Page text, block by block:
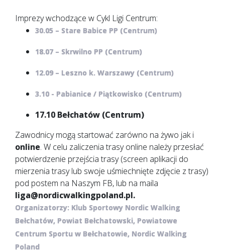
Imprezy wchodzące w Cykl Ligi Centrum:
30.05 – Stare Babice PP (Centrum)
18.07 – Skrwilno PP (Centrum)
12.09 – Leszno k. Warszawy (Centrum)
3.10 - Pabianice / Piątkowisko (Centrum)
17.10 Bełchatów (Centrum)
Zawodnicy mogą startować zarówno na żywo jak i
online. W celu zaliczenia trasy online należy przesłać
potwierdzenie przejścia trasy (screen aplikacji do
mierzenia trasy lub swoje uśmiechnięte zdjęcie z trasy)
pod postem na Naszym FB, lub na maila
liga@nordicwalkingpoland.pl.
Organizatorzy: Klub Sportowy Nordic Walking
Bełchatów, Powiat Bełchatowski, Powiatowe
Centrum Sportu w Bełchatowie, Nordic Walking
Poland